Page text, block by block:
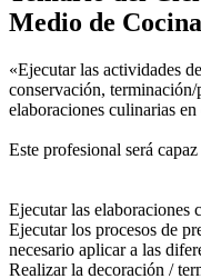
Medio de
«Ejecutar las actividades
conservación,
elaboraciones culinarias
Este profesional será capaz
Ejecutar las elaboraciones
Ejecutar los procesos de
necesario aplicar a las
Realizar la decoración /